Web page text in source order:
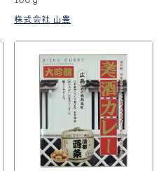
株式会社 山豊